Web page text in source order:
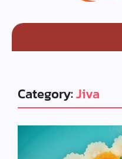
Category:Jiva